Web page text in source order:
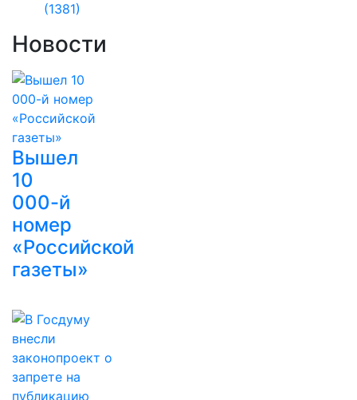
(1381)
Новости
Вышел
10
000-й
номер
«Российской
газеты»